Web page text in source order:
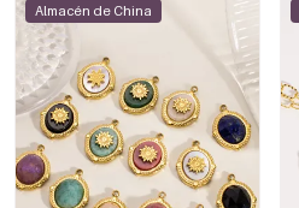
Almacén de China